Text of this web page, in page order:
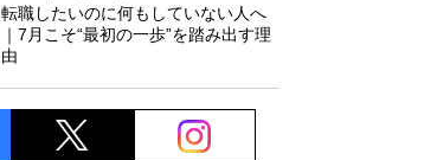
転職したいのに何もしていない人へ
｜7月こそ“最初の一歩”を踏み出す理
由